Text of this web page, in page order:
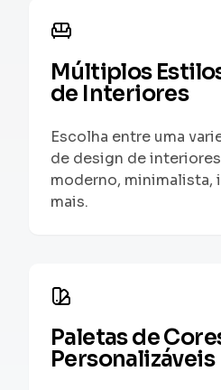
Múltiplos
de Interiores
Escolha entre uma
de design de
moderno, minimalista,
mais.
Paletas de
Personalizáveis